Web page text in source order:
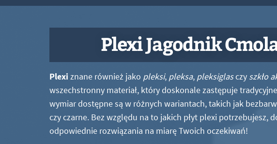
Plexi Jagodnik
Plexi znane również jako pleksi, pleksa, pleksiglasczy szkło
wszechstronny materiał, który doskonale zastępuje tradycyjne
wymiar dostępne są w różnych wariantach, takich jak
czy czarne. Bez względu na to jakich płyt plexi potrzebujesz,
odpowiednie rozwiązania na miarę Twoich oczekiwań!